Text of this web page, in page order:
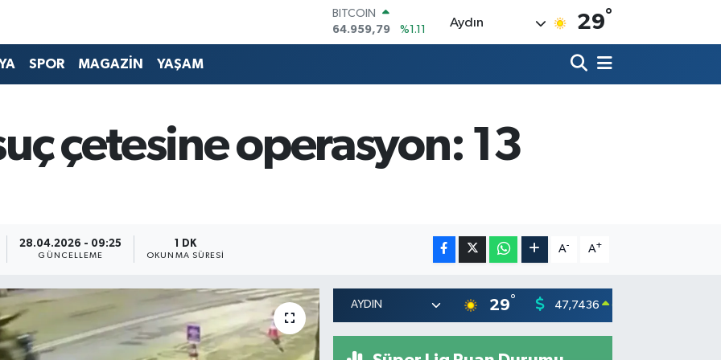
DOLAR
47,7436
%0.18
EURO
BİST100
13.779
%-14
Aydın 29°
SPOR MAGAZİN YAŞAM
çetesine operasyon: 13
28.04.2026 - 09:25
GÜNCELLEME
1 DK
OKUNMA SÜRESI
A- A+
29° 47,7436 0.18